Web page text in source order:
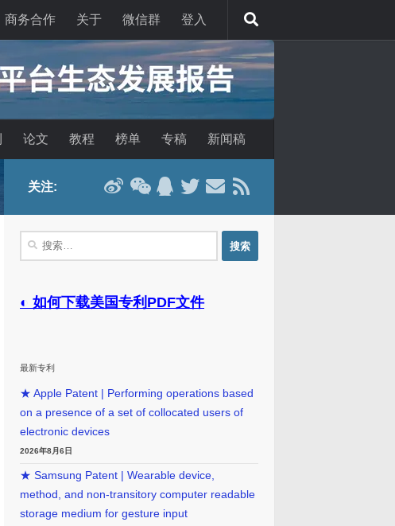
商务合作 关于 微信群 登入
论文 教程 榜单 专稿 新闻稿
关注:
搜
索：
◐ 如何下载美国专利PDF文件
最新专利
★ Apple Patent | Performing operations based
on a presence of a set of collocated users of
electronic devices
2026年8月6日
★ Samsung Patent | Wearable device,
method, and non-transitory computer readable
storage medium for gesture input